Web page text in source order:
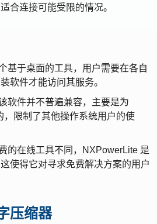
合连接可能受限的情况。
基于桌面的工具，用户需要在各自
软件才能访问其服务。
软件并不普遍兼容，主要是为
，限制了其他操作系统用户的使
的在线工具不同，NXPowerLite 是
使得它对寻求免费解决方案的用户
压缩器